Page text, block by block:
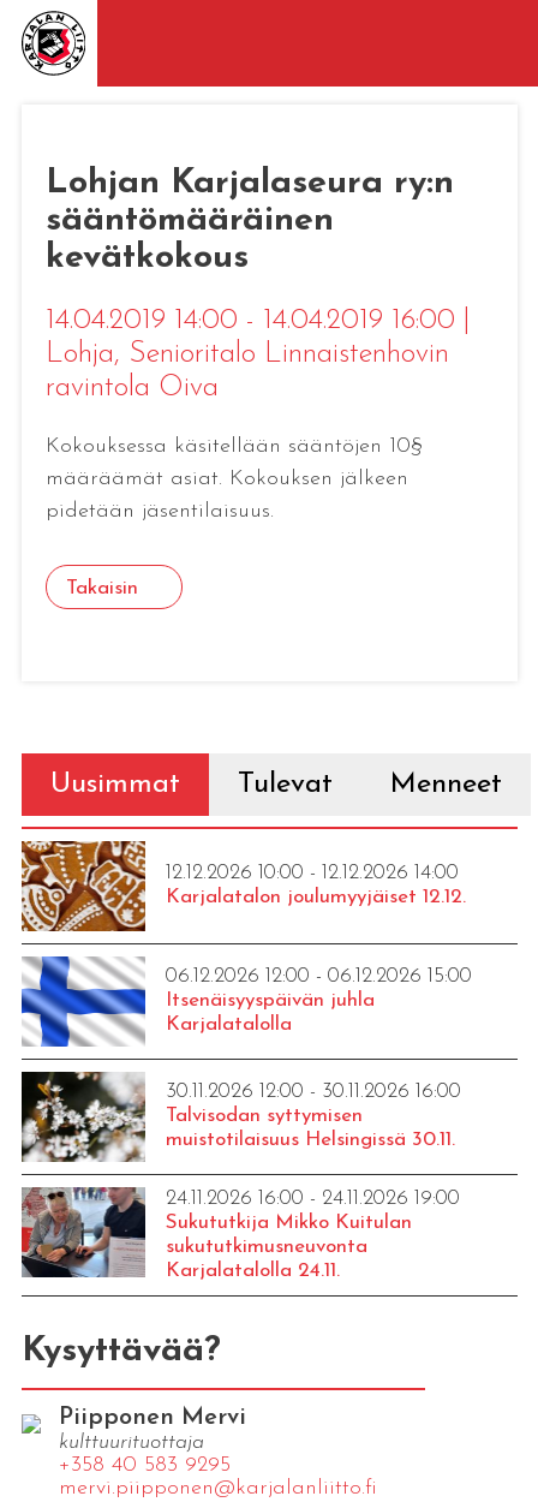
Lohjan Karjalaseura ry:n
sääntömääräinen
kevätkokous
14.04.2019 14:00 - 14.04.2019 16:00
Lohja, Senioritalo Linnaistenhovin
ravintola Oiva
Kokouksessa käsitellään sääntöjen 10§
määräämät asiat. Kokouksen jälkeen
pidetään jäsentilaisuus.
Takaisin
Uusimmat Tulevat Menneet
12.12.2026 10:00 - 12.12.2026 14:00
Karjalatalon joulumyyjäiset 12.12.
06.12.2026 12:00 - 06.12.2026 15:00
Itsenäisyyspäivän juhla
Karjalatalolla
30.11.2026 12:00 - 30.11.2026 16:00
Talvisodan syttymisen
muistotilaisuus Helsingissä 30.11.
24.11.2026 16:00 - 24.11.2026 19:00
Sukututkija Mikko Kuitulan
sukututkimusneuvonta
Karjalatalolla 24.11.
Kysyttävää?
Piipponen Mervi
kulttuurituottaja
+358 40 583 9295
mervi.​piipponen@​kar​jala​nlii​tto.​fi